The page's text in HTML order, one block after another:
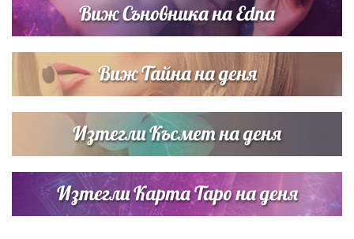
Виж Съновника на Edna
Виж Тайна на деня
Изтегли Късмет на деня
Изтегли Карта Таро на деня